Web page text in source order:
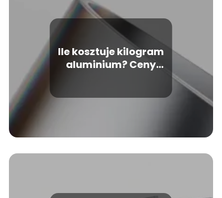
Ile kosztuje kilogram
aluminium? Ceny